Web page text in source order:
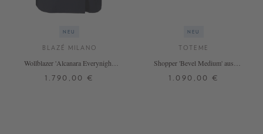
NEU
BLAZÉ MILANO
Wollblazer 'Alcanara Everynight'
1.790,00 €
NEU
TOTEME
Shopper 'Bevel Medium' aus
1.090,00 €